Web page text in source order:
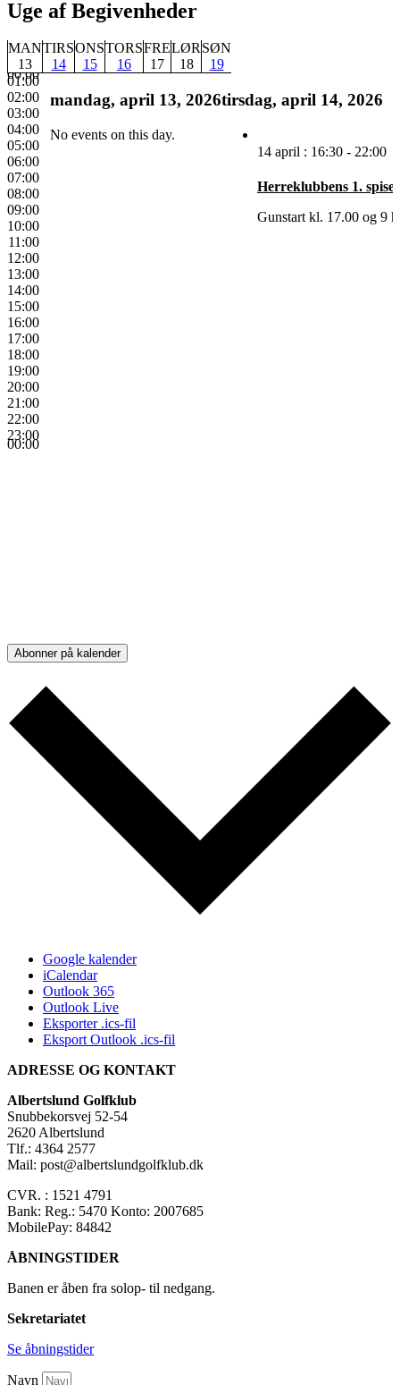
Uge af Begivenheder
MAN
13
TIRS
14
ONS
15
TORS
16
FRE
17
LØR
18
SØN
19
00:00
01:00
02:00
03:00
04:00
05:00
06:00
07:00
08:00
09:00
10:00
11:00
12:00
13:00
14:00
15:00
16:00
17:00
18:00
19:00
20:00
21:00
22:00
23:00
00:00
mandag, april 13, 2026
No events on this day.
tirsdag, april 14, 2026
April 14, 2026
Herreklubbens 1. spisematch
14 april : 16:30 - 22:00
Herreklubbens 1.
Gunstart kl. 17.00 og 9
Abonner på kalender
Google kalender
iCalendar
Outlook 365
Outlook Live
Eksporter .ics-fil
Eksport Outlook .ics-fil
ADRESSE OG KONTAKT
Albertslund Golfklub
Snubbekorsvej 52-54
2620 Albertslund
Tlf.: 4364 2577
Mail: post@albertslundgolfklub.dk
CVR. : 1521 4791
Bank: Reg.: 5470 Konto: 2007685
MobilePay: 84842
ÅBNINGSTIDER
Banen er åben fra solop- til nedgang.
Sekretariatet
Se åbningstider
Navn